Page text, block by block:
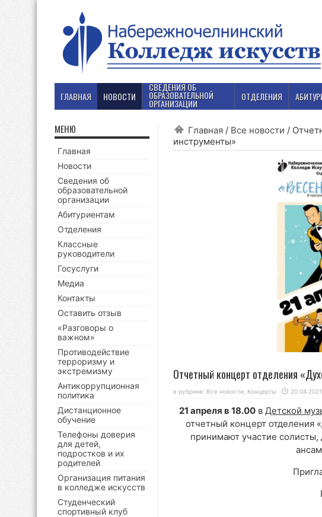
ГЛАВНАЯ НОВОСТИ
СВЕДЕНИЯ ОБ
ОБРАЗОВАТЕЛЬНОЙ
ОРГАНИЗАЦИИ
ОТДЕЛЕНИЯ
Главная / Все новости /
инструменты»
Отчетный концерт отделения
в рубрике: Все новости Концерты 20.04.2021
21 апреля в 18.00в Детской
отчетный концерт отделения
принимают участие
МЕНЮ
Главная
Новости
Сведения об
образовательной
организации
Абитуриентам
Отделения
Классные
руководители
Госуслуги
Медиа
Контакты
Оставить отзыв
«Разговоры о
важном»
Противодействие
терроризму и
экстремизму
Антикоррупционная
политика
Дистанционное
обучение
Телефоны доверия
для детей,
подростков и их
родителей
Организация питания
в колледже искусств
Студенческий
спортивный клуб